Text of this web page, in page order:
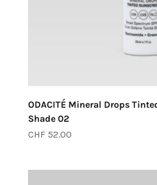
ODACITÉ Mineral Drops
Shade 02
Angebot
CHF 52.00